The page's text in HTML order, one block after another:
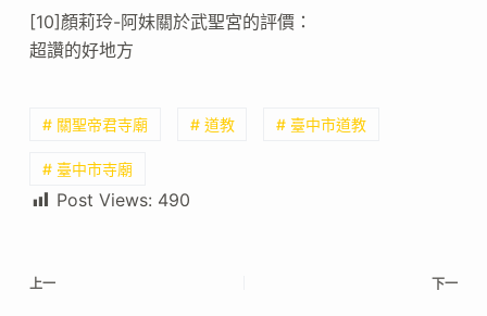
[10]顏莉玲-阿妹關於武聖宮的評價：
超讚的好地方
# 關聖帝君寺廟 # 道教 # 臺中市道教
# 臺中市寺廟
Post Views: 490
上一 下一